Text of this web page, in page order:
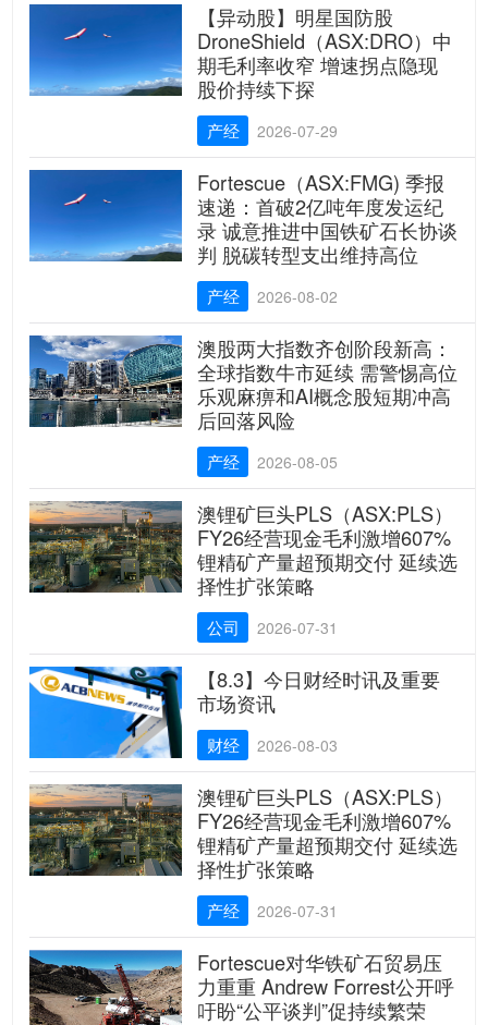
【异动股】明星国防股
DroneShield（ASX:DRO）中
期毛利率收窄 增速拐点隐现
股价持续下探
产经 2026-07-29
Fortescue（ASX:FMG) 季报
速递：首破2亿吨年度发运纪
录 诚意推进中国铁矿石长协谈
判 脱碳转型支出维持高位
产经 2026-08-02
澳股两大指数齐创阶段新高：
全球指数牛市延续 需警惕高位
乐观麻痹和AI概念股短期冲高
后回落风险
产经 2026-08-05
澳锂矿巨头PLS（ASX:PLS）
FY26经营现金毛利激增607%
锂精矿产量超预期交付 延续选
择性扩张策略
公司 2026-07-31
【8.3】今日财经时讯及重要
市场资讯
财经 2026-08-03
澳锂矿巨头PLS（ASX:PLS）
FY26经营现金毛利激增607%
锂精矿产量超预期交付 延续选
择性扩张策略
产经 2026-07-31
Fortescue对华铁矿石贸易压
力重重 Andrew Forrest公开呼
吁盼“公平谈判”促持续繁荣